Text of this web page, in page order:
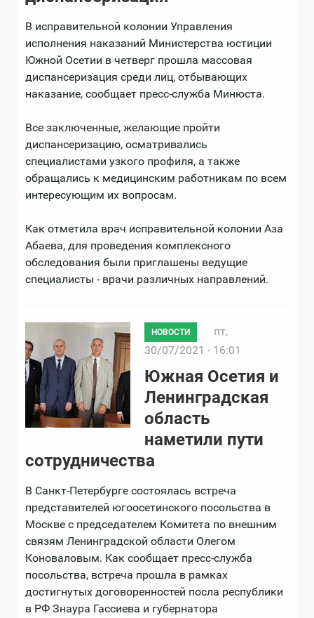
В исправительной колонии Управления
исполнения наказаний Министерства юстиции
Южной Осетии в четверг прошла массовая
диспансеризация среди лиц, отбывающих
наказание, сообщает пресс-служба Минюста.
Все заключенные, желающие пройти
диспансеризацию, осматривались
специалистами узкого профиля, а также
обращались к медицинским работникам по всем
интересующим их вопросам.
Как отметила врач исправительной колонии Аза
Абаева, для проведения комплексного
обследования были приглашены ведущие
специалисты - врачи различных направлений.
НОВОСТИ
пт,
30/07/2021 - 16:01
Южная Осетия и
Ленинградская
область
наметили пути
сотрудничества
В Санкт-Петербурге состоялась встреча
представителей югоосетинского посольства в
Москве с председателем Комитета по внешним
связям Ленинградской области Олегом
Коноваловым. Как сообщает пресс-служба
посольства, встреча прошла в рамках
достигнутых договоренностей посла республики
в РФ Знаура Гассиева и губернатора